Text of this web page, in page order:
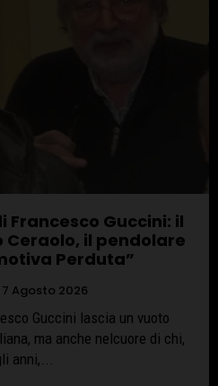
Francesco Guccini: il
Ceraolo, il pendolare
Perduta”
7 Agosto 2026
Guccini lascia un vuoto
ma anche nelcuore di chi,
anni,...